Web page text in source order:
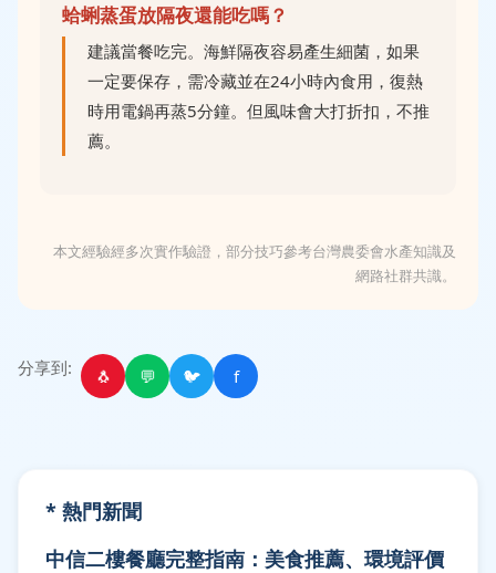
蛤蜊蒸蛋放隔夜還能吃嗎？
建議當餐吃完。海鮮隔夜容易產生細菌，如果
一定要保存，需冷藏並在24小時內食用，復熱
時用電鍋再蒸5分鐘。但風味會大打折扣，不推
薦。
本文經驗經多次實作驗證，部分技巧參考台灣農委會水產知識及
網路社群共識。
分享到: 🐧 💬 🐦 f
* 熱門新聞
中信二樓餐廳完整指南：美食推薦、環境評價